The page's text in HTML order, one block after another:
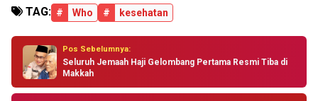
TAG: # Who # kesehatan
Pos Sebelumnya:
Seluruh Jemaah Haji Gelombang Pertama Resmi Tiba di
Makkah